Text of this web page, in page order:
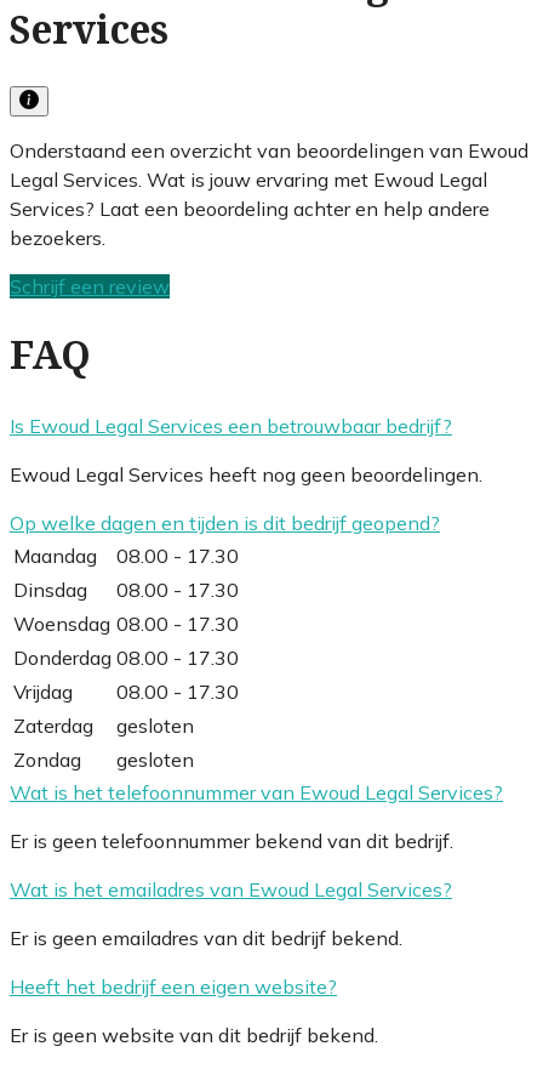
Services
Onderstaand een overzicht van beoordelingen van Ewoud
Legal Services. Wat is jouw ervaring met Ewoud Legal
Services? Laat een beoordeling achter en help andere
bezoekers.
Schrijf een review
FAQ
Is Ewoud Legal Services een betrouwbaar bedrijf?
Ewoud Legal Services heeft nog geen beoordelingen.
Op welke dagen en tijden is dit bedrijf geopend?
Maandag
08.00 - 17.30
Dinsdag
08.00 - 17.30
Woensdag 08.00 - 17.30
Donderdag 08.00 - 17.30
Vrijdag
08.00 - 17.30
Zaterdag
gesloten
Zondag
gesloten
Wat is het telefoonnummer van Ewoud Legal Services?
Er is geen telefoonnummer bekend van dit bedrijf.
Wat is het emailadres van Ewoud Legal Services?
Er is geen emailadres van dit bedrijf bekend.
Heeft het bedrijf een eigen website?
Er is geen website van dit bedrijf bekend.